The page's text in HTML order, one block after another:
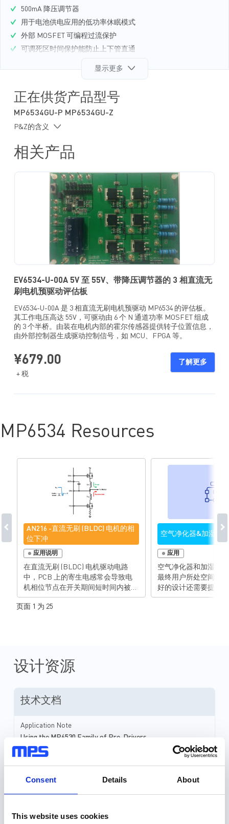
Consent Details About
This website uses cookies
500mA 降压调节器
用于电池供电应用的低功率休眠模式
外部 MOSFET 可编程过流保护
可调死区时间保护能防止上下管直通
散热性能更强的表面贴装封装
显示更多
正在供货产品型号
MP6534GU-P MP6534GU-Z
P&Z的含义
相关产品
EV6534-U-00A 5V 至 55V、带降压调节器的 3 相直流无
刷电机预驱动评估板
EV6534-U-00A 是 3 相直流无刷电机预驱动 MP6534 的评估板。
其工作电压高达 55V，可驱动由 6 个 N 通道功率 MOSFET 组成
的 3 个半桥。由装在电机内部的霍尔传感器提供转子位置信息，
由外部控制器生成驱动控制信号，如 MCU、FPGA 等。
¥679.00
+ 税
了解更多
MP6534 Resources
AN216 -直流无刷 (BLDC) 电机的相
位下冲
应用说明
在直流无刷 (BLDC) 电机驱动电路
中，PCB 上的寄生电感常会导致电
机相位节点在开关期间短时间内被驱
至负电压。对大电流、低电感的电机
来说，这个问题更严重，其开关期间
备。 我们先来看看当电流被驱动到
电机中时会发生什么。当MOSFET
流动。最初，再循环电流流过下管
大多数驱动器中，LS-FET 随即导
通。 体二极管最终将电压钳位至低
体二极管的恢复特性与 PCB 寄生电
及低电机电感引起的高 dI/dt...
空气净化器&加湿器
应用
空气净化器和加湿器
最终用户所处空间的
好的设计还需要提高
性并且噪音低。随着
功率密度，可以帮助
间考验的电源管理芯
系统供电所需的一切
页面 1 为 25
设计资源
技术文档
Application Note
Using the MP6530 Family of Pre-Drivers
Application Note